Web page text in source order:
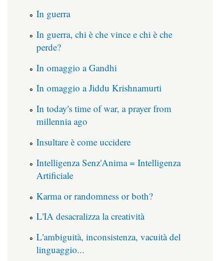
In guerra
In guerra, chi è che vince e chi è che
perde?
In omaggio a Gandhi
In omaggio a Jiddu Krishnamurti
In today's time of war, a prayer from
millennia ago
Insultare è come uccidere
Intelligenza Senz'Anima = Intelligenza
Artificiale
Karma or randomness or both?
L'IA desacralizza la creatività
L'ambiguità, inconsistenza, vacuità del
linguaggio...